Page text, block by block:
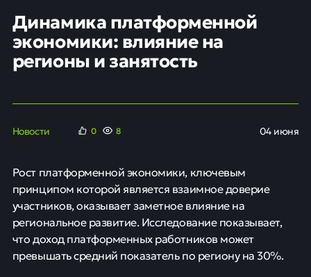
Динамика платформенной
экономики: влияние на
регионы и занятость
Новости 0 9 04 июня
Рост платформенной экономики, ключевым
принципом которой является взаимное доверие
участников, оказывает заметное влияние на
региональное развитие. Исследование показывает,
что доход платформенных работников может
превышать средний показатель по региону на 30%.